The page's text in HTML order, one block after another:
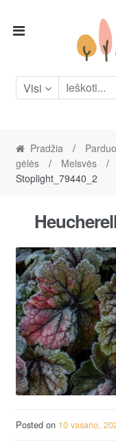
Skip
Skip
Visi
Pradžia /
gėlės
/ Melsvės /
Stoplight_79440_2
Posted on 10 vasario,